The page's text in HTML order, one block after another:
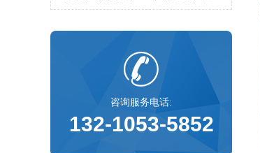
咨询服务电话:
132-1053-5852